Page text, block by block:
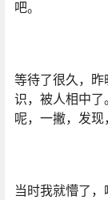
吧。
等待了很久，
识，被人相中
呢，一撇，发现
当时我就懵了